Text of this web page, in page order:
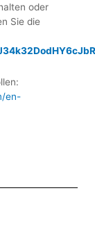
oder
Sie die
en-